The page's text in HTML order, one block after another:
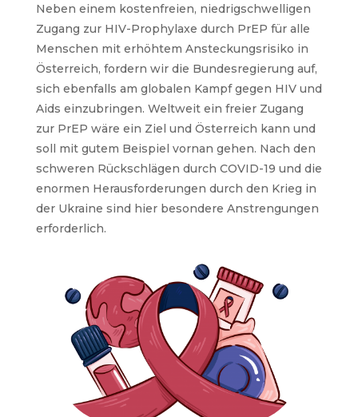
Neben einem kostenfreien, niedrigschwelligen
Zugang zur HIV-Prophylaxe durch PrEP für alle
Menschen mit erhöhtem Ansteckungsrisiko in
Österreich, fordern wir die Bundesregierung auf,
sich ebenfalls am globalen Kampf gegen HIV und
Aids einzubringen. Weltweit ein freier Zugang
zur PrEP wäre ein Ziel und Österreich kann und
soll mit gutem Beispiel vornan gehen. Nach den
schweren Rückschlägen durch COVID-19 und die
enormen Herausforderungen durch den Krieg in
der Ukraine sind hier besondere Anstrengungen
erforderlich.